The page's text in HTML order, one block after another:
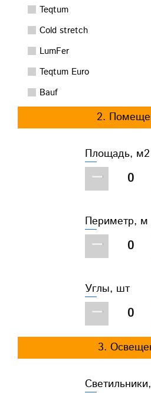
Teqtum
Cold stretch
LumFer
Teqtum Euro
Bauf
2.
Площадь, м2
−
Периметр, м
−
Углы, шт
−
3.